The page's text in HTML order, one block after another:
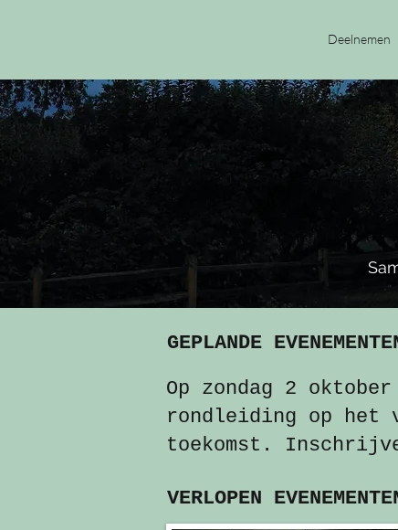
Deelnemen
GEPLANDE
Op zondag 2
rondleiding op het
toekomst.
VERLOPEN